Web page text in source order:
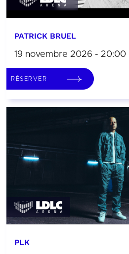
PATRICK BRUEL
19 novembre 2026 - 20:00
RÉSERVER
PLK